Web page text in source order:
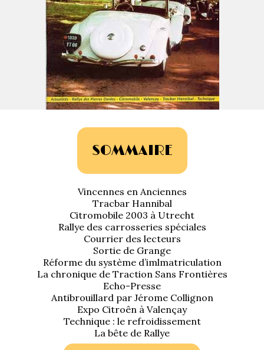
Notre local
La Boutique
Les pièces
Liens
La Revue
Les salons
La traction
La Traction des
membres
Présentation 11
Présentation 15 six
Evolution 7 et 11 -
1934/1941
Evolution 11 –
1945/1952
Evolution 11 –
SOMMAIRE
Vincennes en Anciennes
Tracbar Hannibal
Citromobile 2003 à Utrecht
Rallye des carrosseries spéciales
Courrier des lecteurs
Sortie de Grange
Réforme du système d’imlmatriculation
La chronique de Traction Sans Frontières
Echo-Presse
Antibrouillard par Jérome Collignon
Expo Citroên à Valençay
Technique : le refroidissement
La bête de Rallye